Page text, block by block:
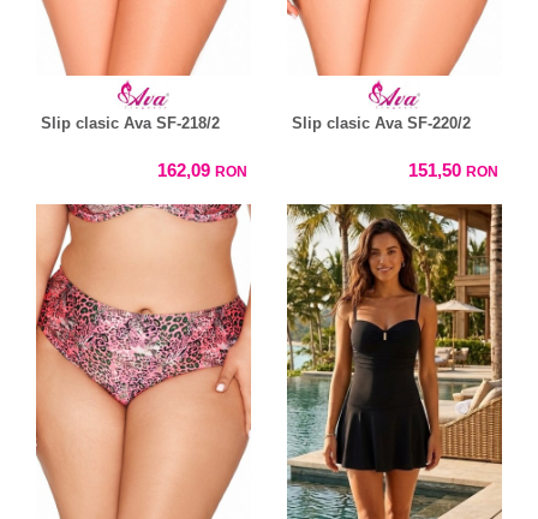
Slip clasic Ava SF-218/2
162,09 RON
Slip clasic Ava SF-220/2
151,50 RON